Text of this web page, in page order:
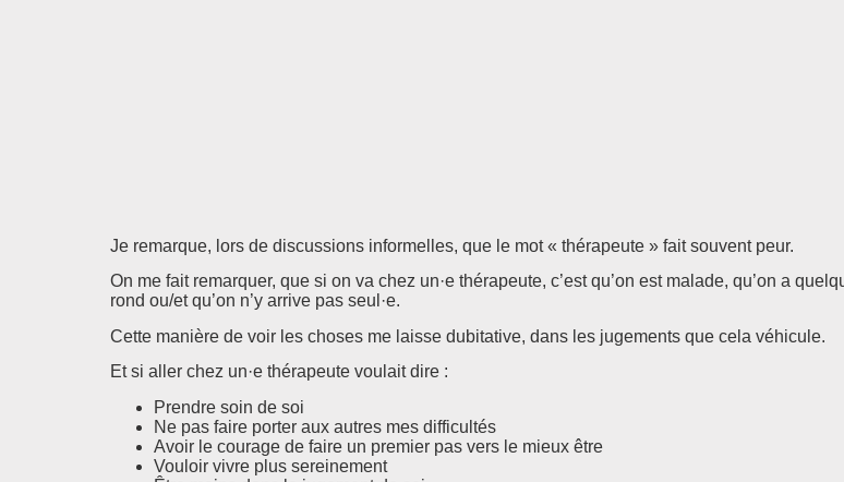
Je remarque, lors de discussions informelles, que le mot « thérapeute » fait souvent peur.
On me fait remarquer, que si on va chez un·e thérapeute, c’est qu’on est malade, qu’on a
rond ou/et qu’on n’y arrive pas seul·e.
Cette manière de voir les choses me laisse dubitative, dans les jugements que cela véhicule.
Et si aller chez un·e thérapeute voulait dire :
Prendre soin de soi
Ne pas faire porter aux autres mes difficultés
Avoir le courage de faire un premier pas vers le mieux être
Vouloir vivre plus sereinement